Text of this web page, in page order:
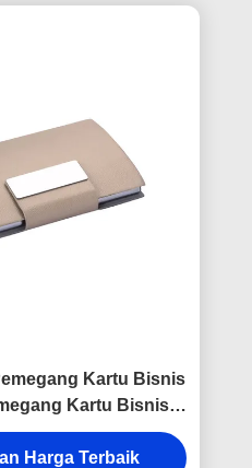
Kartu Bisnis
Kartu Bisnis
Paduan Seng
Harga Terbaik